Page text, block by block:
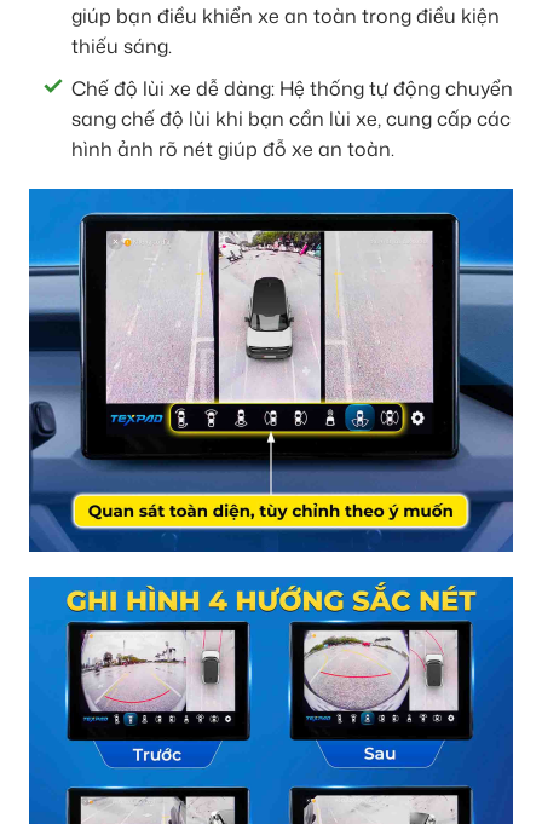
giúp bạn điều khiển xe an toàn trong điều kiện
thiếu sáng.
Chế độ lùi xe dễ dàng: Hệ thống tự động chuyển
sang chế độ lùi khi bạn cần lùi xe, cung cấp các
hình ảnh rõ nét giúp đỗ xe an toàn.